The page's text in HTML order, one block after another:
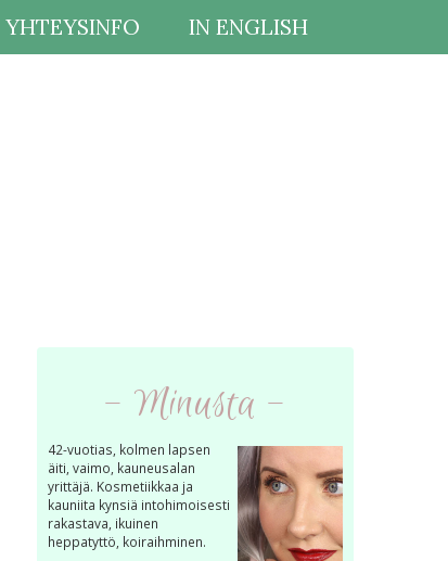
YHTEYSINFO IN ENGLISH
- Minusta -
42-vuotias, kolmen lapsen
äiti, vaimo, kauneusalan
yrittäjä. Kosmetiikkaa ja
kauniita kynsiä intohimoisesti
rakastava, ikuinen
heppatyttö, koiraihminen.